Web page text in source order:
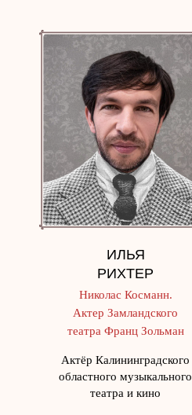
ИЛЬЯ
РИХТЕР
Николас Косманн.
Актер Замландского
театра Франц Зольман
Актёр Калининградского
областного музыкального
театра и кино